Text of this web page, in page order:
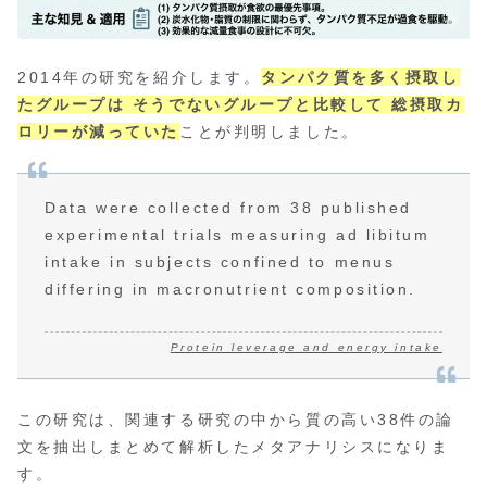
2014年の研究を紹介します。 タンパク質を多く摂取し
たグループは そうでないグループと比較して 総摂取カ
ロリーが減っていた ことが判明しました。
Data were collected from 38 published
experimental trials measuring ad libitum
intake in subjects confined to menus
differing in macronutrient composition.
Protein leverage and energy intake
この研究は、関連する研究の中から質の高い38件の論
文を抽出しまとめて解析したメタアナリシスになりま
す。